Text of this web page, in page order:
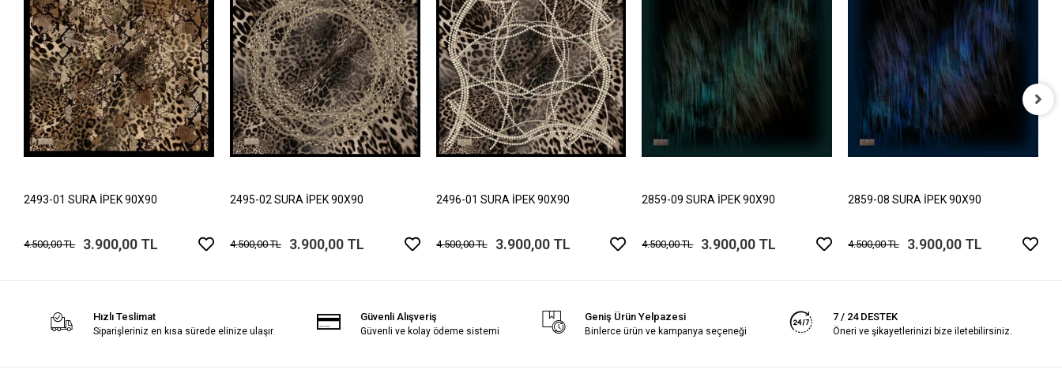
2493-01 SURA İPEK 90X90
4.500,00 TL 3.900,00 TL
2495-02 SURA İPEK 90X90
4.500,00 TL 3.900,00 TL
2496-01 SURA İPEK 90X90
4.500,00 TL 3.900,00 TL
2859-09 SURA İPEK 90X90
4.500,00 TL 3.900,00 TL
2859-08 SURA İPEK 90X90
4.500,00 TL 3.900,00 TL
Hızlı Teslimat
Siparişleriniz en kısa sürede elinize ulaşır.
Güvenli Alışveriş
Güvenli ve kolay ödeme sistemi
Geniş Ürün Yelpazesi
Binlerce ürün ve kampanya seçeneği
7 / 24 DESTEK
Öneri ve şikayetlerinizi bize iletebilirsiniz.